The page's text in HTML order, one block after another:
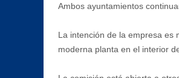
Ambos ayuntamientos
La intención de la empresa es
moderna planta en el interior